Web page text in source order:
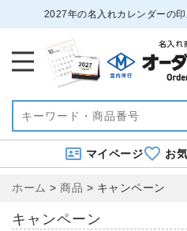
2027年の名入れカレンダーの
マイページ お
ホーム > 商品 > キャンペーン
キャンペーン